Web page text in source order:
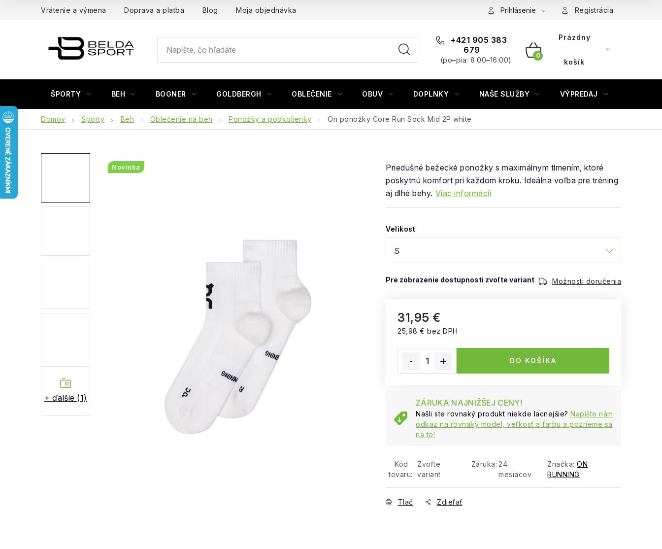
Vrátenie a výmena Doprava a platba Blog Moja objednávka Prihlásenie Registrácia
+421 905 383
679
(po–pia: 8:00–16:00) NÁKUPNÝ
Prázdny
košík
ŠPORTY BEH BOGNER GOLDBERGH OBLEČENIE OBUV DOPLNKY NAŠE SLUŽBY VÝPREDAJ
Domov Športy Beh Oblečenie na beh Ponožky a podkolienky On ponožky Core Run Sock Mid 2P white
+ ďalšie (1)
Priedušné bežecké ponožky s maximálnym tlmením, ktoré
poskytnú komfort pri každom kroku. Ideálna voľba pre tréning
aj dlhé behy. Viac informácií
Velikost
Možnosti doručenia
31,95 €
25,98 € bez DPH
DO KOŠÍKA
ZÁRUKA NAJNIŽŠEJ CENY!
Našli ste rovnaký produkt niekde lacnejšie? Napíšte nám
odkaz na rovnaký model, veľkosť a farbu a pozrieme sa
na to!
Kód
tovaru:
Zvoľte
variant
Záruka: 24
mesiacov
Značka:ON
RUNNING
Tlač Zdieľať
Novinka